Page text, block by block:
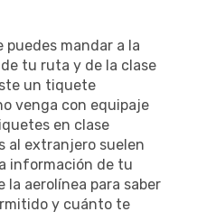
mandar a la
tu ruta y de la clase
un tiquete
venga con equipaje
en clase
al extranjero suelen
información de tu
la aerolínea para saber
y cuánto te